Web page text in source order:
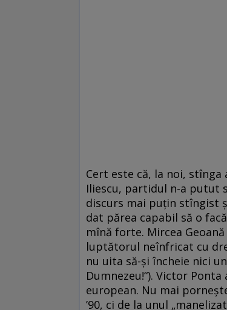
Cert este că, la noi,
Iliescu, partidul n-a putut
discurs mai puţin stîngist
dat părea capabil să o
mînă forte. Mircea
luptătorul neînfricat cu
nu uita să-şi încheie nici
Dumnezeu!“). Victor
european. Nu mai
’90, ci de la unul